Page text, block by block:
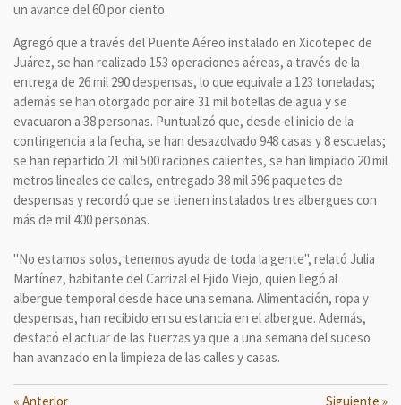
un avance del 60 por ciento.
Agregó que a través del Puente Aéreo instalado en Xicotepec de
Juárez, se han realizado 153 operaciones aéreas, a través de la
entrega de 26 mil 290 despensas, lo que equivale a 123 toneladas;
además se han otorgado por aire 31 mil botellas de agua y se
evacuaron a 38 personas. Puntualizó que, desde el inicio de la
contingencia a la fecha, se han desazolvado 948 casas y 8 escuelas;
se han repartido 21 mil 500 raciones calientes, se han limpiado 20 mil
metros lineales de calles, entregado 38 mil 596 paquetes de
despensas y recordó que se tienen instalados tres albergues con
más de mil 400 personas.
"No estamos solos, tenemos ayuda de toda la gente", relató Julia
Martínez, habitante del Carrizal el Ejido Viejo, quien llegó al
albergue temporal desde hace una semana. Alimentación, ropa y
despensas, han recibido en su estancia en el albergue. Además,
destacó el actuar de las fuerzas ya que a una semana del suceso
han avanzado en la limpieza de las calles y casas.
« Anterior Siguiente »